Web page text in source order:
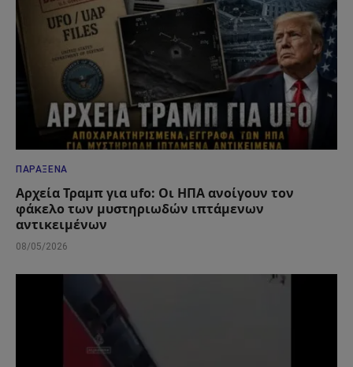
ΠΑΡΆΞΕΝΑ
Αρχεία Τραμπ για ufo: Οι ΗΠΑ ανοίγουν τον
φάκελο των μυστηριωδών ιπτάμενων
αντικειμένων
08/05/2026